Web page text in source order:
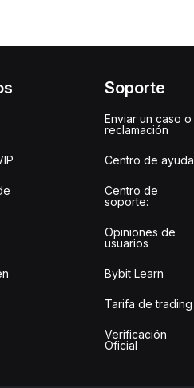
Soporte
Enviar un caso o
reclamación
Centro de ayuda
Centro de
soporte:
Opiniones de
usuarios
Bybit Learn
Tarifa de trading
Verificación
Oficial